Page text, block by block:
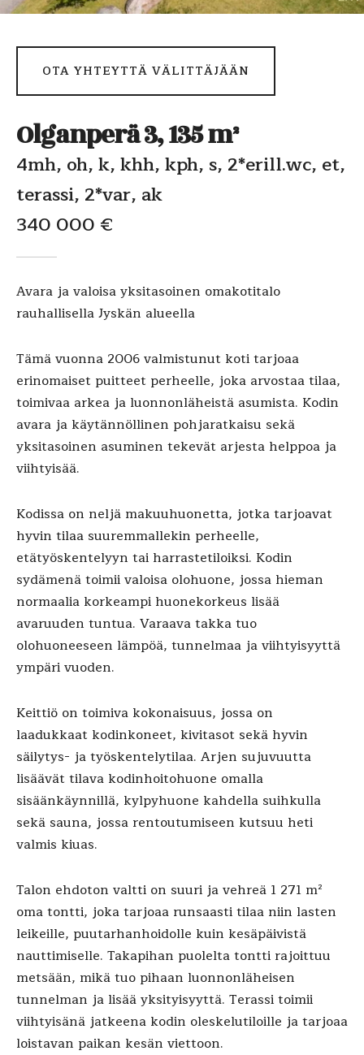
OTA YHTEYTTÄ VÄLITTÄJÄÄN
Olganperä 3, 135 m²
4mh, oh, k, khh, kph, s, 2*erill.wc, et,
terassi, 2*var, ak
340 000 €
Avara ja valoisa yksitasoinen omakotitalo
rauhallisella Jyskän alueella
Tämä vuonna 2006 valmistunut koti tarjoaa
erinomaiset puitteet perheelle, joka arvostaa tilaa,
toimivaa arkea ja luonnonläheistä asumista. Kodin
avara ja käytännöllinen pohjaratkaisu sekä
yksitasoinen asuminen tekevät arjesta helppoa ja
viihtyisää.
Kodissa on neljä makuuhuonetta, jotka tarjoavat
hyvin tilaa suuremmallekin perheelle,
etätyöskentelyyn tai harrastetiloiksi. Kodin
sydämenä toimii valoisa olohuone, jossa hieman
normaalia korkeampi huonekorkeus lisää
avaruuden tuntua. Varaava takka tuo
olohuoneeseen lämpöä, tunnelmaa ja viihtyisyyttä
ympäri vuoden.
Keittiö on toimiva kokonaisuus, jossa on
laadukkaat kodinkoneet, kivitasot sekä hyvin
säilytys- ja työskentelytilaa. Arjen sujuvuutta
lisäävät tilava kodinhoitohuone omalla
sisäänkäynnillä, kylpyhuone kahdella suihkulla
sekä sauna, jossa rentoutumiseen kutsuu heti
valmis kiuas.
Talon ehdoton valtti on suuri ja vehreä 1 271 m²
oma tontti, joka tarjoaa runsaasti tilaa niin lasten
leikeille, puutarhanhoidolle kuin kesäpäivistä
nauttimiselle. Takapihan puolelta tontti rajoittuu
metsään, mikä tuo pihaan luonnonläheisen
tunnelman ja lisää yksityisyyttä. Terassi toimii
viihtyisänä jatkeena kodin oleskelutiloille ja tarjoaa
loistavan paikan kesän viettoon.